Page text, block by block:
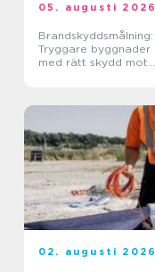
05. augusti 2026
Brandskyddsmålning:
Tryggare byggnader
med rätt skydd mot
02. augusti 2026